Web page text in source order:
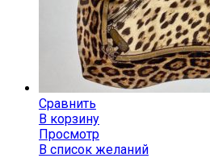
Сравнить
В корзину
Просмотр
В список желаний